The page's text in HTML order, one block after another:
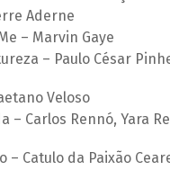
Aderne
– Marvin Gaye
– Paulo César
Veloso
– Carlos Rennó, Yara
– Catulo da Paixão